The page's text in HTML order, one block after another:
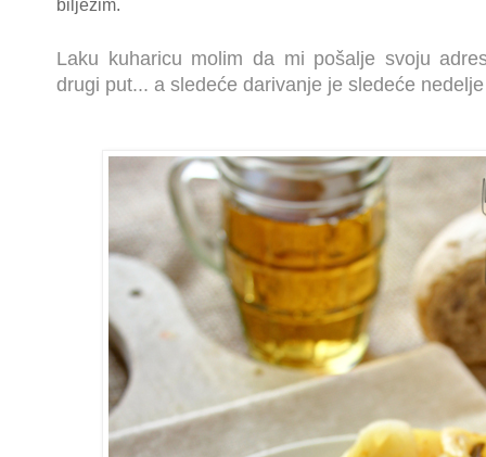
bilježim.
Laku kuharicu molim da mi pošalje svoju
drugi put... a sledeće darivanje je sledeće